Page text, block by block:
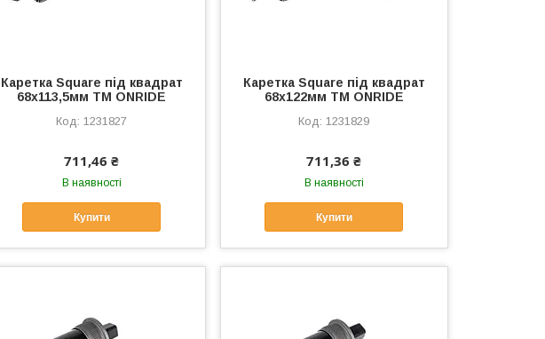
Каретка Square під квадрат
68x113,5мм ТМ ONRIDE
1231827
711,46 ₴
В наявності
Купити
Каретка Square під квадрат
68x122мм ТМ ONRIDE
1231829
711,36 ₴
В наявності
Купити